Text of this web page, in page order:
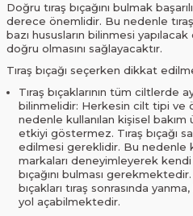
Doğru tıraş bıçağını bulmak
derece önemlidir. Bu nedenle tıraş
bazı hususların bilinmesi
doğru olmasını sağlayacaktır.
Tıraş bıçağı seçerken dikkat
Tıraş bıçaklarının tüm ciltlerde
bilinmelidir: Herkesin cilt tipi ve
nedenle kullanılan kişisel
etkiyi göstermez. Tıraş bıçağı
edilmesi gereklidir. Bu nedenle
markaları deneyimleyerek
bıçağını bulması
bıçakları tıraş sonrasında
yol açabilmektedir.